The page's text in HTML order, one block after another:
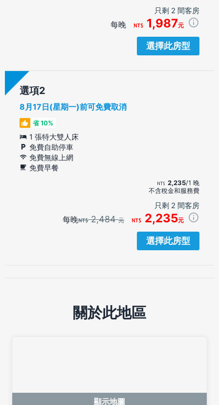
只剩 2 間客房
每晚 1,987元
選擇此房型
選項
8月17日(星期一)前可免費取消
省 10%
1 張特大雙人床
免費自助停車
免費無線上網
免費早餐
2,235/1 晚
不含稅金和服務費
只剩 2 間客房
每晚 2,484元 2,235元
選擇此房型
關於此地區
顯示地圖